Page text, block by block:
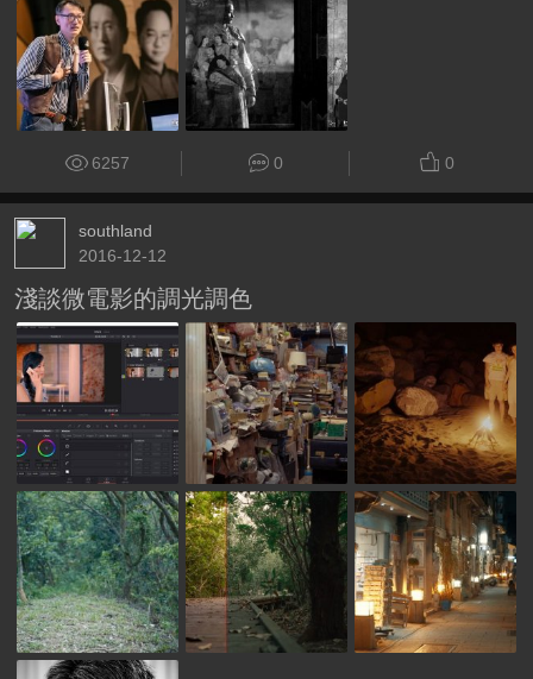
6257 0 0
southland
2016-12-12
淺談微電影的調光調色